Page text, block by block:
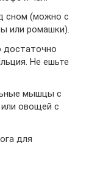
сном (можно с
или ромашки).
достаточно
Не ешьте
мышцы с
овощей с
для